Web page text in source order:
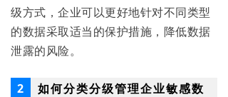
级方式，企业可以更好地针对不同类型
的数据采取适当的保护措施，降低数据
泄露的风险。
2
如何分类分级管理企业敏感数